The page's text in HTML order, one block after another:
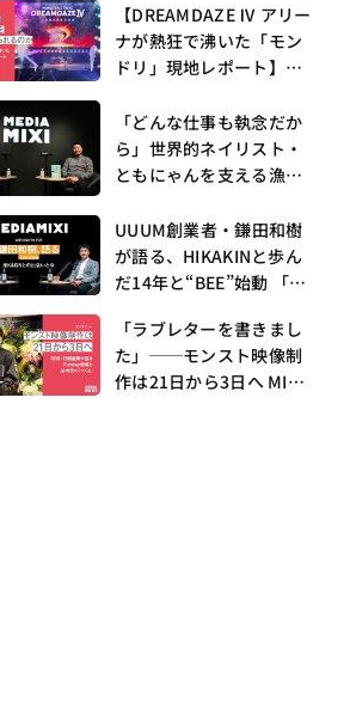
【DREAMDAZE Ⅳ アリー
ナが熱狂で沸いた「モン
ドリ」現地レポート】モ
続けられるのか？コラボ
初の“真獣神化”やDJ KO
O、てつや、兎田ぺこ
も集結
「どんな仕事も執念だか
ら」世界的ネイリスト・
ともにゃんを支える漁師
I with interfm #5
UUUM創業者・鎌田和樹
が語る、HIKAKINと歩ん
だ14年と“BEE”始動 「O
——MEDIAMIXI with inte
rfm #3
「ラブレターを書きまし
た」──モンスト映像制
作は21日から3日へ MIX